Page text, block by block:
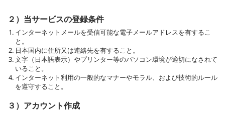
２）当サービスの登録条件
インターネットメールを受信可能な電子メールアドレスを有するこ
と。
日本国内に住所又は連絡先を有すること。
文字（日本語表示）やプリンター等のパソコン環境が適切になされて
いること。
インターネット利用の一般的なマナーやモラル、および技術的ルール
を遵守すること。
３）アカウント作成